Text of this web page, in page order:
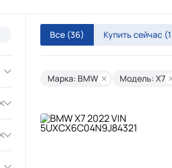
Все (36) Купить сейчас
Марка: BMW Модель: X7